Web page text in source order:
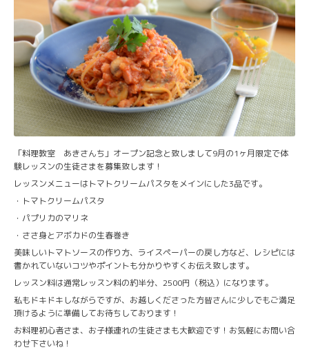
「料理教室 あきさんち」オープン記念と致しまして9月の1ヶ月限定で体
験レッスンの生徒さまを募集致します！
レッスンメニューはトマトクリームパスタをメインにした3品です。
・トマトクリームパスタ
・パプリカのマリネ
・ささ身とアボカドの生春巻き
美味しいトマトソースの作り方、ライスペーパーの戻し方など、レシピには
書かれていないコツやポイントも分かりやすくお伝え致します。
レッスン料は通常レッスン料の約半分、2500円（税込）になります。
私もドキドキしながらですが、お越しくださった方皆さんに少しでもご満足
頂けるように準備してお待ちしております！
お料理初心者さま、お子様連れの生徒さまも大歓迎です！お気軽にお問い合
わせ下さいね！